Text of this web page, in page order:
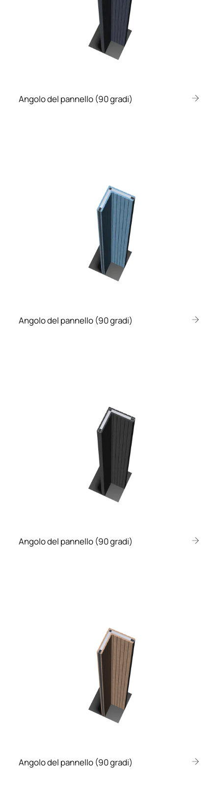
Angolo del pannello (90 gradi)
Angolo del pannello (90 gradi)
Angolo del pannello (90 gradi)
Angolo del pannello (90 gradi)